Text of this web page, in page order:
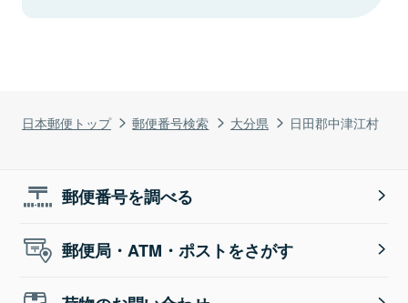
日本郵便トップ 郵便番号検索 大分県 日田郡中津江村
郵便番号を調べる
郵便局・ATM・ポストをさがす